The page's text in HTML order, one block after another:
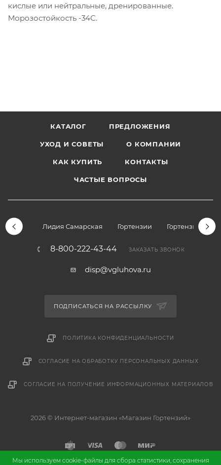
кислые или нейтральные, дренированные.
Морозостойкость -34С.
КАТАЛОГ ПРЕДЛОЖЕНИЯ
УХОД И СОВЕТЫ О КОМПАНИИ
КАК КУПИТЬ КОНТАКТЫ
ЧАСТЫЕ ВОПРОСЫ
Лидия Самарская Гортензии Гортензии
8-800-222-43-44 ЗАКАЗАТЬ ЗВОНОК
disp@vgluhova.ru
ПОДПИСАТЬСЯ НА РАССЫЛКУ
ПОЛИТИКА КОНФИДЕНЦИАЛЬНОСТИ
СОГЛАСИЕ НА ОБРАБОТКУ ПЕРСОНАЛЬНЫХ ДАННЫХ
СОГЛАСИЕ НА ПОЛУЧЕНИЕ ИНФОРМАЦИОННЫХ МАТЕРИАЛОВ
2026 © Интернет-магазин «Магазин Гортензий»
Мы используем cookie-файлы для сбора статистики, сохранения